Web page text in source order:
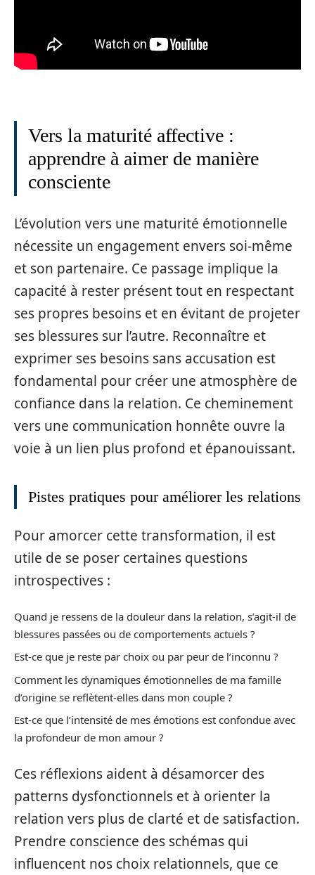
Vers la maturité affective :
apprendre à aimer de manière
consciente
L’évolution vers une maturité émotionnelle
nécessite un engagement envers soi-même
et son partenaire. Ce passage implique la
capacité à rester présent tout en respectant
ses propres besoins et en évitant de projeter
ses blessures sur l’autre. Reconnaître et
exprimer ses besoins sans accusation est
fondamental pour créer une atmosphère de
confiance dans la relation. Ce cheminement
vers une communication honnête ouvre la
voie à un lien plus profond et épanouissant.
Pistes pratiques pour améliorer les relations
Pour amorcer cette transformation, il est
utile de se poser certaines questions
introspectives :
Quand je ressens de la douleur dans la relation, s’agit-il de
blessures passées ou de comportements actuels ?
Est-ce que je reste par choix ou par peur de l’inconnu ?
Comment les dynamiques émotionnelles de ma famille
d’origine se reflètent-elles dans mon couple ?
Est-ce que l’intensité de mes émotions est confondue avec
la profondeur de mon amour ?
Ces réflexions aident à désamorcer des
patterns dysfonctionnels et à orienter la
relation vers plus de clarté et de satisfaction.
Prendre conscience des schémas qui
influencent nos choix relationnels, que ce